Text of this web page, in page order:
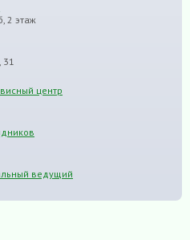
2 этаж
31
центр
ведущий